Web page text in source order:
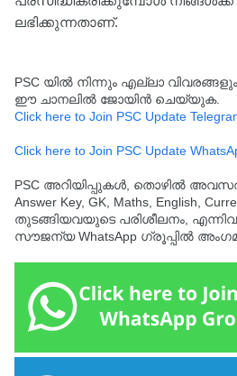
ലഭിക്കുന്നതാണ്.
PSC യിൽ നിന്നും എല്ലാ
ഈ ചാനലിൽ ജോയിൻ ചെയ്യുക.
Click here to Join PSC Update
Click here to Join PSC Update
PSC അറിയിപ്പുകൾ, തൊഴിൽ
Answer Key, GK, Maths, English,
തുടങ്ങിയവയുടെ പരിശീലനം,
സൗജന്യ WhatsApp ഗ്രൂപ്പിൽ